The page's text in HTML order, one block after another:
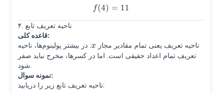
f(4)=11
f(4) = 11
۴. ناحیه تعریف تابع
قاعده کلی:
ناحیه تعریف یعنی تمام مقادیر مجازx
x. در بیشتر پولینوم‌ها، ناحیه
تعریف تمام اعداد حقیقی است. اما در کسرها، مخرج نباید صفر
شود.
نمونه سوال:
ناحیه تعریف تابع زیر را دریابید: